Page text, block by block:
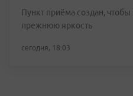
Пункт приёма создан,
прежнюю яркость
сегодня, 18:03